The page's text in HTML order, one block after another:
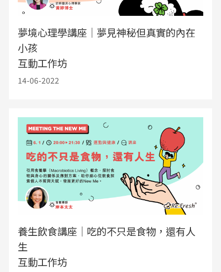
夢境心理學講座｜夢見神秘但真實的內在
小孩
互動工作坊
14-06-2022
養生飲食講座｜吃的不只是食物，還有人
生
互動工作坊